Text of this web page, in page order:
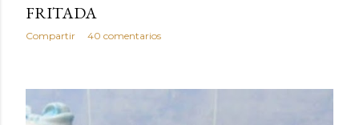
FRITADA
Compartir 40 comentarios